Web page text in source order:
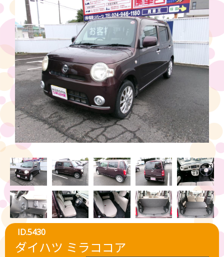
ID.5430
ダイハツ ミラココア